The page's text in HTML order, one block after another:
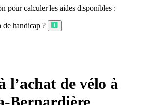
pour calculer les aides disponibles :
de handicap ?
l’achat de vélo à
Bernardière